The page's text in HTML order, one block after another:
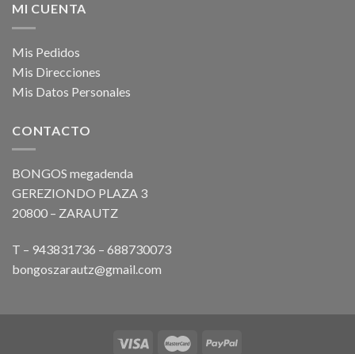
MI CUENTA
Mis Pedidos
Mis Direcciones
Mis Datos Personales
CONTACTO
BONGOS megadenda
GEREZIONDO PLAZA 3
20800 – ZARAUTZ
T – 943831736 – 688730073
bongoszarautz@gmail.com